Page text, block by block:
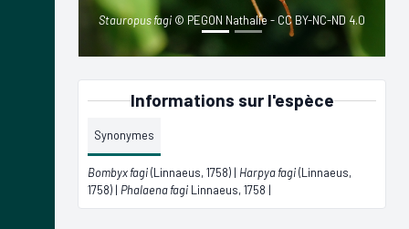
Stauropus fagi © PEGON Nathalie - CC BY-NC-ND 4.0
Informations sur l'espèce
Synonymes
Bombyx fagi(Linnaeus, 1758) | Harpya fagi(Linnaeus,
1758) | Phalaena fagi Linnaeus, 1758 |